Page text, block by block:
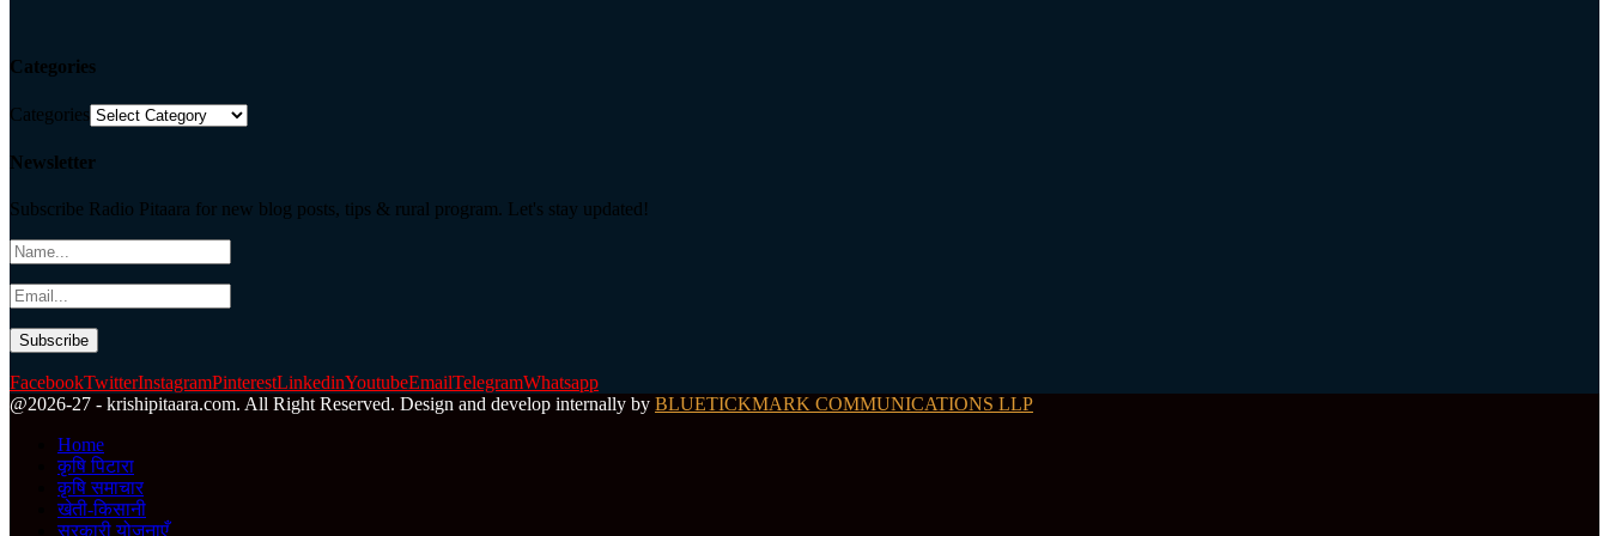
Categories
Categories
Newsletter
Subscribe Radio Pitaara for new blog posts, tips & rural program. Let's stay updated!
FacebookTwitterInstagramPinterestLinkedinYoutubeEmailTelegramWhatsapp
@2026-27 - krishipitaara.com. All Right Reserved. Design and develop internally by BLUETICKMARK COMMUNICATIONS LLP
Home
कृषि पिटारा
कृषि समाचार
खेती-किसानी
सरकारी योजनाएँ